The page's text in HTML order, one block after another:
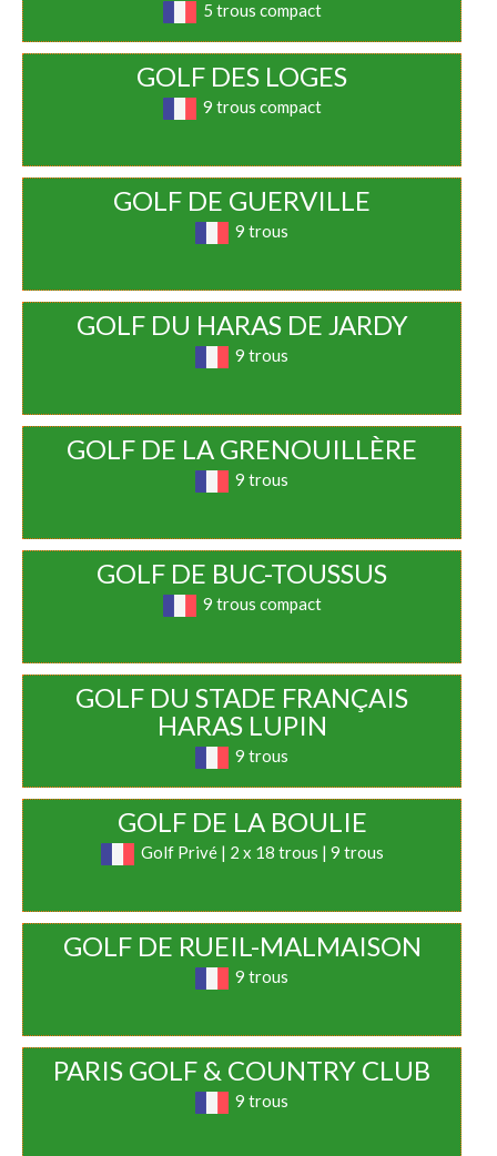
5 trous compact
GOLF DES LOGES
9 trous compact
GOLF DE GUERVILLE
9 trous
GOLF DU HARAS DE JARDY
9 trous
GOLF DE LA GRENOUILLÈRE
9 trous
GOLF DE BUC-TOUSSUS
9 trous compact
GOLF DU STADE FRANÇAIS
HARAS LUPIN
9 trous
GOLF DE LA BOULIE
Golf Privé | 2 x 18 trous | 9 trous
GOLF DE RUEIL-MALMAISON
9 trous
PARIS GOLF & COUNTRY CLUB
9 trous